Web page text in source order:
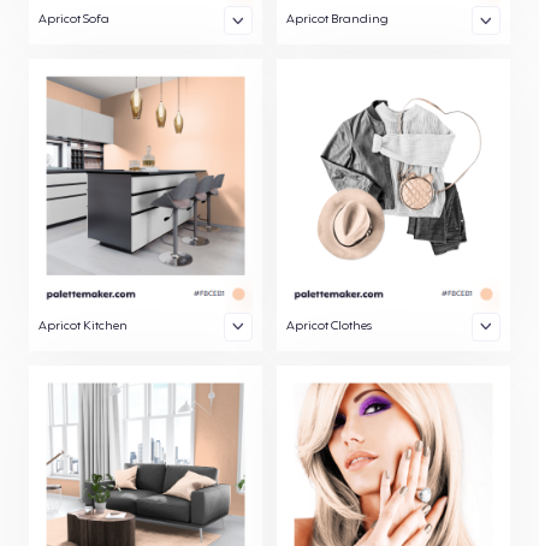
Apricot Sofa Apricot Branding
Apricot Kitchen Apricot Clothes